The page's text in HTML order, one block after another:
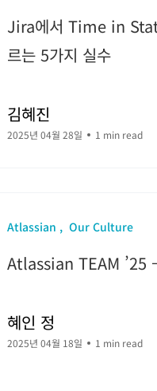
Jira에서 Time in
르는 5가지 실수
김혜진
2025년 04월 28일 1 min read
Atlassian Our Culture
Atlassian TEAM ’25
혜인 정
2025년 04월 18일 1 min read